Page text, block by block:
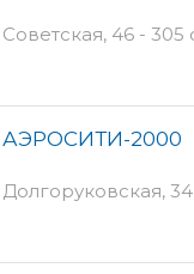
Советская, 46 - 305
АЭРОСИТИ-2000
Долгоруковская,